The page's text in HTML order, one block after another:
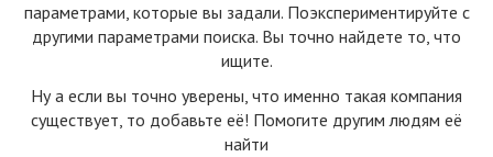
параметрами, которые вы задали. Поэкспериментируйте с
другими параметрами поиска. Вы точно найдете то, что
ищите.
Ну а если вы точно уверены, что именно такая компания
существует, то добавьте её! Помогите другим людям её
найти